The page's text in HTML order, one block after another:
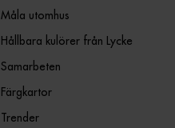
Måla utomhus
Hållbara kulörer från Lycke
Samarbeten
Färgkartor
Trender